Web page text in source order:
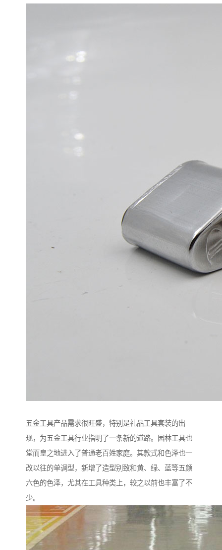
五金工具产品需求很旺盛，特别是礼品工具套装的出
现，为五金工具行业指明了一条新的道路。园林工具也
堂而皇之地进入了普通老百姓家庭。其款式和色泽也一
改以往的单调型，新增了造型别致和黄、绿、蓝等五颜
六色的色泽，尤其在工具种类上，较之以前也丰富了不
少。